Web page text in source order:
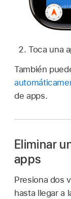
Toca una
También
de apps.
Eliminar
apps
Presiona dos
hasta llegar a